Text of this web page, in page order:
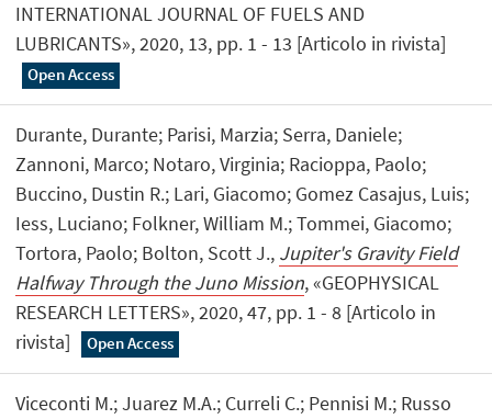
INTERNATIONAL JOURNAL OF FUELS AND
LUBRICANTS», 2020, 13, pp. 1 - 13 [Articolo in rivista]
Open Access
Durante, Durante; Parisi, Marzia; Serra, Daniele;
Zannoni, Marco; Notaro, Virginia; Racioppa, Paolo;
Buccino, Dustin R.; Lari, Giacomo; Gomez Casajus, Luis;
Iess, Luciano; Folkner, William M.; Tommei, Giacomo;
Tortora, Paolo; Bolton, Scott J., Jupiter's Gravity Field
Halfway Through the Juno Mission, «GEOPHYSICAL
RESEARCH LETTERS», 2020, 47, pp. 1 - 8 [Articolo in
rivista]
Open Access
Viceconti M.; Juarez M.A.; Curreli C.; Pennisi M.; Russo